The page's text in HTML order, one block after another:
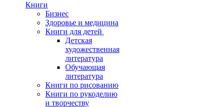
Книги
Бизнес
Здоровье и медицина
Книги для детей
Детская
художественная
литература
Обучающая
литература
Книги по рисованию
Книги по рукоделию
и творчеству